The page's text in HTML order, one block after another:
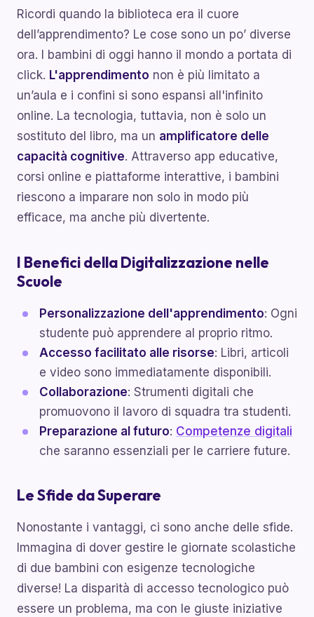
Ricordi quando la biblioteca era il cuore
dell’apprendimento? Le cose sono un po’ diverse
ora. I bambini di oggi hanno il mondo a portata di
click. L'apprendimento non è più limitato a
un’aula e i confini si sono espansi all'infinito
online. La tecnologia, tuttavia, non è solo un
sostituto del libro, ma un amplificatore delle
capacità cognitive. Attraverso app educative,
corsi online e piattaforme interattive, i bambini
riescono a imparare non solo in modo più
efficace, ma anche più divertente.
I Benefici della Digitalizzazione nelle
Scuole
Personalizzazione dell'apprendimento: Ogni
studente può apprendere al proprio ritmo.
Accesso facilitato alle risorse: Libri, articoli
e video sono immediatamente disponibili.
Collaborazione: Strumenti digitali che
promuovono il lavoro di squadra tra studenti.
Preparazione al futuro: Competenze digitali
che saranno essenziali per le carriere future.
Le Sfide da Superare
Nonostante i vantaggi, ci sono anche delle sfide.
Immagina di dover gestire le giornate scolastiche
di due bambini con esigenze tecnologiche
diverse! La disparità di accesso tecnologico può
essere un problema, ma con le giuste iniziative